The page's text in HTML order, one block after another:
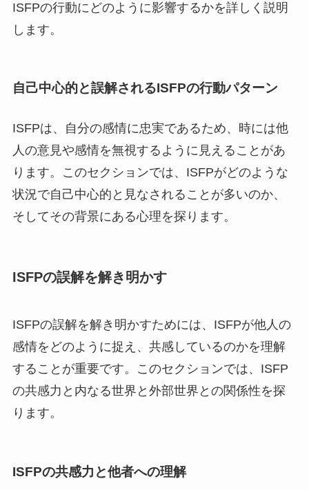
ISFPの行動にどのように影響するかを詳しく説明
します。
自己中心的と誤解されるISFPの行動パターン
ISFPは、自分の感情に忠実であるため、時には他
人の意見や感情を無視するように見えることがあ
ります。このセクションでは、ISFPがどのような
状況で自己中心的と見なされることが多いのか、
そしてその背景にある心理を探ります。
ISFPの誤解を解き明かす
ISFPの誤解を解き明かすためには、ISFPが他人の
感情をどのように捉え、共感しているのかを理解
することが重要です。このセクションでは、ISFP
の共感力と内なる世界と外部世界との関係性を探
ります。
ISFPの共感力と他者への理解